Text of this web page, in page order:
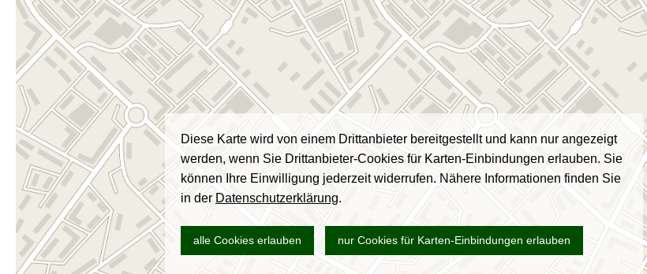
Diese Karte wird von einem Drittanbieter bereitgestellt und kann nur angezeigt
werden, wenn Sie Drittanbieter-Cookies für Karten-Einbindungen erlauben. Sie
können Ihre Einwilligung jederzeit widerrufen. Nähere Informationen finden Sie
in der Datenschutzerklärung.
alle Cookies erlauben nur Cookies für Karten-Einbindungen erlauben